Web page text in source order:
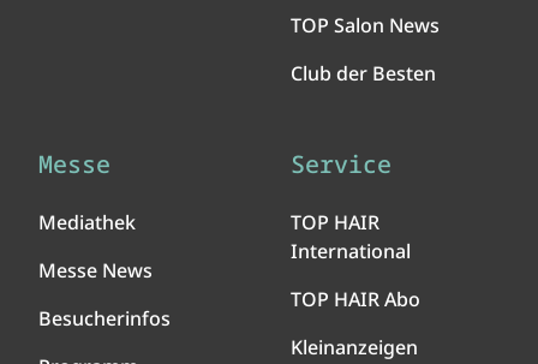
TOP Salon News
Club der Besten
Messe
Mediathek
Messe News
Besucherinfos
Service
TOP HAIR
International
TOP HAIR Abo
Kleinanzeigen